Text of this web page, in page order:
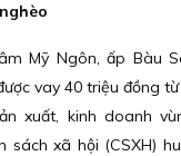
Mỹ Ngôn, ấp Bàu
vay 40 triệu đồng
xuất, kinh doanh
sách xã hội (CSXH)